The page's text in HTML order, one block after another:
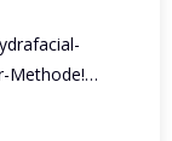
Methode!…